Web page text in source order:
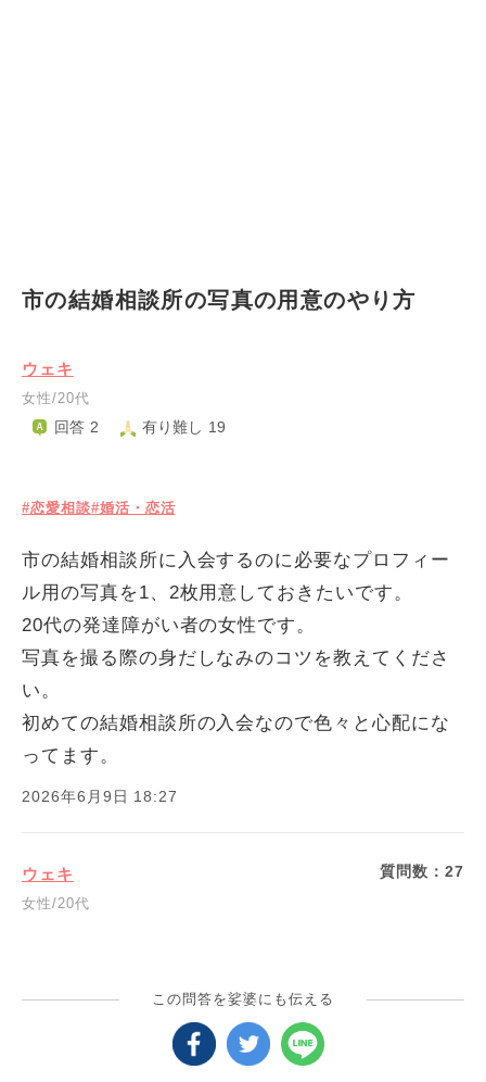
市の結婚相談所の写真の用意のやり方
ウェキ
女性/20代
回答 2 有り難し 19
#恋愛相談#婚活・恋活
市の結婚相談所に入会するのに必要なプロフィー
ル用の写真を1、2枚用意しておきたいです。
20代の発達障がい者の女性です。
写真を撮る際の身だしなみのコツを教えてくださ
い。
初めての結婚相談所の入会なので色々と心配にな
ってます。
2026年6月9日 18:27
ウェキ
女性/20代
質問数：27
この問答を娑婆にも伝える